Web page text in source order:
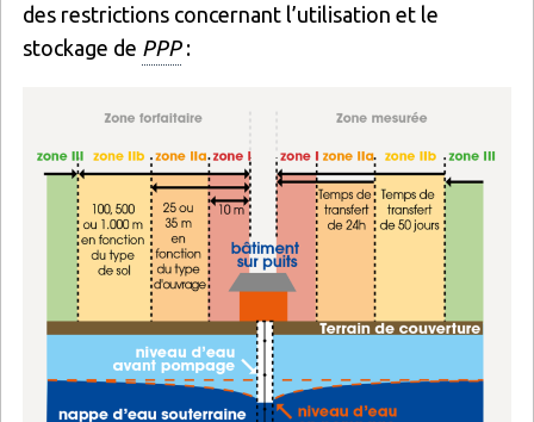
des restrictions concernant l’utilisation et le
stockage de PPP: